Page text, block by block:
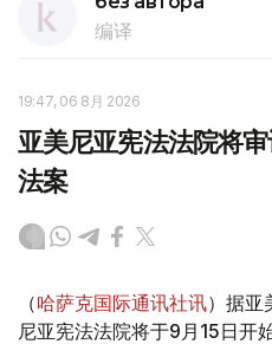
编译
19:47, 06 8月 2026
亚美尼亚宪法法院将
法案
（哈萨克国际通讯社讯）据亚
尼亚宪法法院将于9月15日开